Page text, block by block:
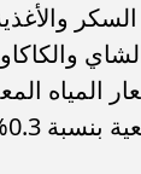
المياه
0.3%.